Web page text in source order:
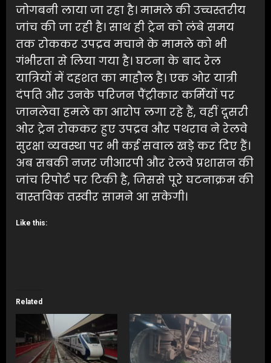
जोगबनी लाया जा रहा है। मामले की उच्चस्तरीय
जांच की जा रही है। साथ ही ट्रेन को लंबे समय
तक रोककर उपद्रव मचाने के मामले को भी
गंभीरता से लिया गया है। घटना के बाद रेल
यात्रियों में दहशत का माहौल है। एक ओर यात्री
दंपति और उनके परिजन पैंट्रीकार कर्मियों पर
जानलेवा हमले का आरोप लगा रहे हैं, वहीं दूसरी
ओर ट्रेन रोककर हुए उपद्रव और पथराव ने रेलवे
सुरक्षा व्यवस्था पर भी कई सवाल खड़े कर दिए हैं।
अब सबकी नजर जीआरपी और रेलवे प्रशासन की
जांच रिपोर्ट पर टिकी है, जिससे पूरे घटनाक्रम की
वास्तविक तस्वीर सामने आ सकेगी।
Like this:
Related